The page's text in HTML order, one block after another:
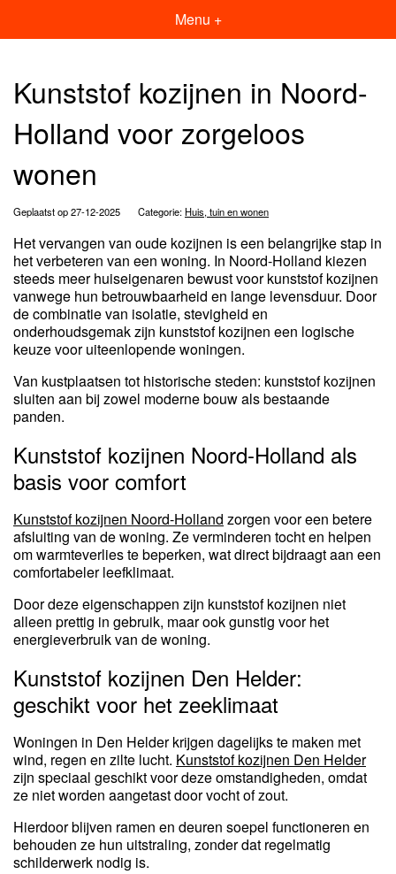
Menu +
Kunststof kozijnen in Noord-
Holland voor zorgeloos
wonen
Geplaatst op 27-12-2025 Categorie: Huis, tuin en wonen
Het vervangen van oude kozijnen is een belangrijke stap in
het verbeteren van een woning. In Noord-Holland kiezen
steeds meer huiseigenaren bewust voor kunststof kozijnen
vanwege hun betrouwbaarheid en lange levensduur. Door
de combinatie van isolatie, stevigheid en
onderhoudsgemak zijn kunststof kozijnen een logische
keuze voor uiteenlopende woningen.
Van kustplaatsen tot historische steden: kunststof kozijnen
sluiten aan bij zowel moderne bouw als bestaande
panden.
Kunststof kozijnen Noord-Holland als
basis voor comfort
Kunststof kozijnen Noord-Holland zorgen voor een betere
afsluiting van de woning. Ze verminderen tocht en helpen
om warmteverlies te beperken, wat direct bijdraagt aan een
comfortabeler leefklimaat.
Door deze eigenschappen zijn kunststof kozijnen niet
alleen prettig in gebruik, maar ook gunstig voor het
energieverbruik van de woning.
Kunststof kozijnen Den Helder:
geschikt voor het zeeklimaat
Woningen in Den Helder krijgen dagelijks te maken met
wind, regen en zilte lucht. Kunststof kozijnen Den Helder
zijn speciaal geschikt voor deze omstandigheden, omdat
ze niet worden aangetast door vocht of zout.
Hierdoor blijven ramen en deuren soepel functioneren en
behouden ze hun uitstraling, zonder dat regelmatig
schilderwerk nodig is.